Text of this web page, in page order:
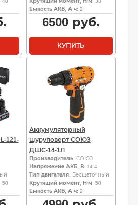
Емкость АКБ, А·ч: 2
6500руб.
КУПИТЬ
121-
50
Аккумуляторный
шуруповерт СОЮЗ
ДШС-14-1Л
Производитель: СОЮЗ
Напряжение АКБ, В: 14.4
Тип двигателя: Бесщеточный
Крутящий момент, Н·м: 50
Емкость АКБ, А·ч: 2